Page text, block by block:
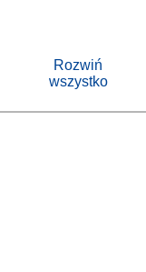
Rozwiń
wszystko